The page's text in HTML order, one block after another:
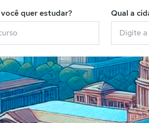
quer estudar?
Qual a